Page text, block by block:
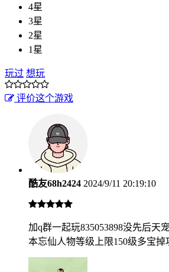
4星
3星
2星
1星
玩过 想玩
评价这个游戏
酷友68h2424 2024/9/11 20:19:10
加q群一起玩835053898没先后天
本忘仙人物等级上限150级多宝掉